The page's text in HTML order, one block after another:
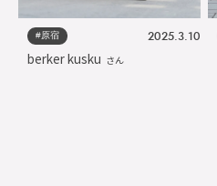
#原宿 2025.3.10
berker kusku さん